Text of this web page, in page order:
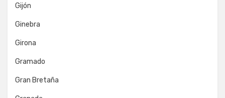
Gijón
Ginebra
Girona
Gramado
Gran Bretaña